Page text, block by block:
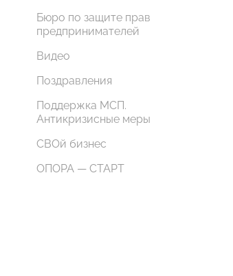
Бюро по защите прав
предпринимателей
Видео
Поздравления
Поддержка МСП.
Антикризисные меры
СВОй бизнес
ОПОРА — СТАРТ